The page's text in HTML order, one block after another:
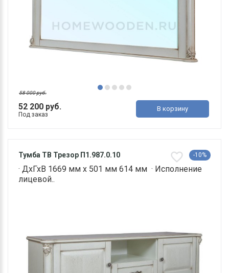
52 200 руб.
58 000 руб.
Под заказ
В корзину
Тумба ТВ Трезор П1.987.0.10 -10%
· ДхГхВ 1669 мм х 501 мм 614 мм · Исполнение
лицевой..